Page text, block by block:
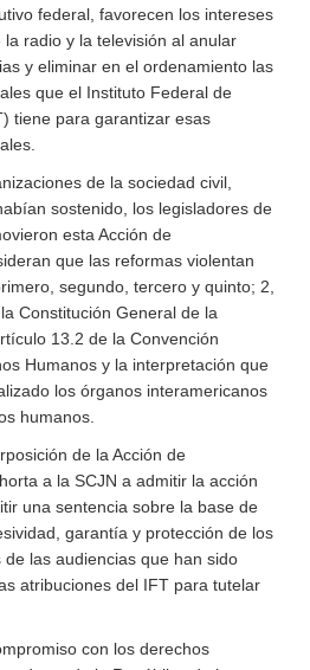
federal, favorecen los intereses
radio y la televisión al anular
y eliminar en el ordenamiento las
que el Instituto Federal de
tiene para garantizar esas
de la sociedad civil,
sostenido, los legisladores de
esta Acción de
que las reformas violentan
segundo, tercero y quinto; 2,
Constitución General de la
13.2 de la Convención
Humanos y la interpretación que
los órganos interamericanos
humanos.
de la Acción de
a la SCJN a admitir la acción
una sentencia sobre la base de
garantía y protección de los
las audiencias que han sido
atribuciones del IFT para tutelar
con los derechos